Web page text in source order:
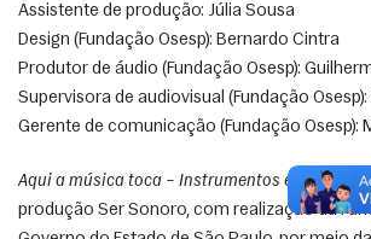
Assistente de produção: Júlia Sousa
Design (Fundação Osesp): Bernardo Cintra
Produtor de áudio (Fundação Osesp):
Supervisora de audiovisual (Fundação
Gerente de comunicação (Fundação Osesp):
Aqui a música toca – Instrumentos e seus
produção Ser Sonoro, com realização da